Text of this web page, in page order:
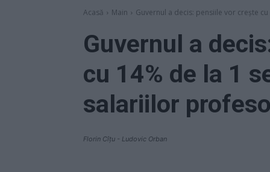
Acasă Main Guvernul a decis: pensiile vor crește
Guvernul a
cu 14% de la 1
salariilor
Florin Cîțu - Ludovic Orban